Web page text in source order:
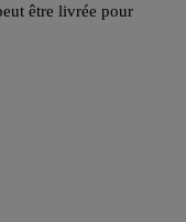
être livrée pour